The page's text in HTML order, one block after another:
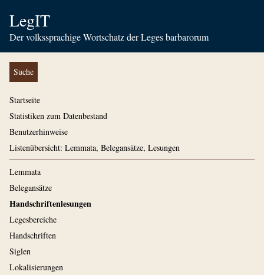
LegIT
Der volkssprachige Wortschatz der Leges barbarorum
Suche
Startseite
Statistiken zum Datenbestand
Benutzerhinweise
Listenübersicht: Lemmata, Belegansätze, Lesungen
Lemmata
Belegansätze
Handschriftenlesungen
Legesbereiche
Handschriften
Siglen
Lokalisierungen